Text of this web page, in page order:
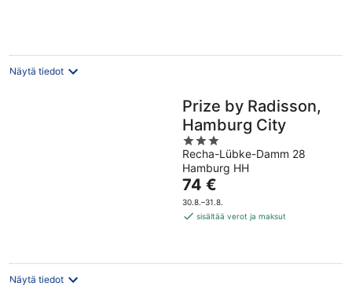
Näytä tiedot
Prize by Radisson,
Hamburg City
3
out
of
5
Recha-Lübke-Damm 28
Hamburg HH
Hinta
on
74 €
74 €
30.8.–31.8.
sisältää verot ja maksut
Näytä tiedot